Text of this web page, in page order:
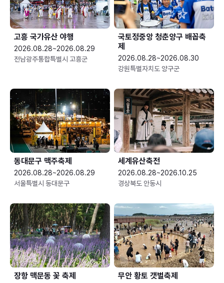
고흥 국가유산 야행
2026.08.28~2026.08.29
전남광주통합특별시 고흥군
국토정중앙 청춘양구 배꼽축
제
2026.08.28~2026.08.30
강원특별자치도 양구군
동대문구 맥주축제
2026.08.28~2026.08.29
서울특별시 동대문구
세계유산축전
2026.08.28~2026.10.25
경상북도 안동시
장항 맥문동 꽃 축제 무안 황토 갯벌축제